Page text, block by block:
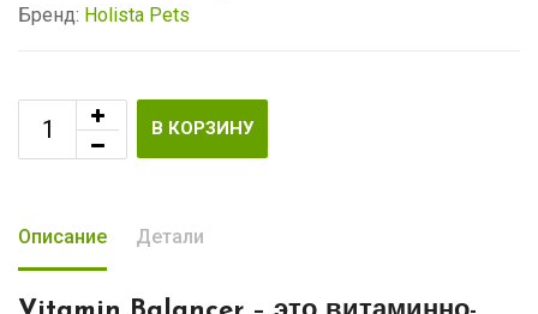
Бренд: Holista Pets
В КОРЗИНУ
Описание Детали